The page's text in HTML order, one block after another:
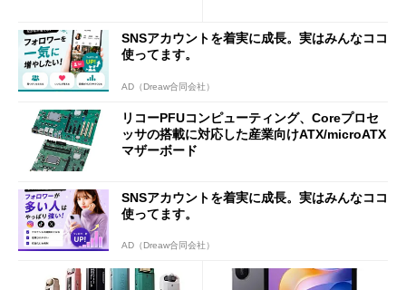
ut」が明...
SNSアカウントを着実に成長。実はみんなココ
使ってます。
AD（Dreaw合同会社）
リコーPFUコンピューティング、Coreプロセ
ッサの搭載に対応した産業向けATX/microATX
マザーボード
SNSアカウントを着実に成長。実はみんなココ
使ってます。
AD（Dreaw合同会社）